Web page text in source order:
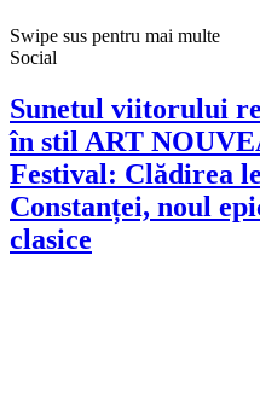
Swipe sus pentru mai multe
Social
Sunetul viitorului
în stil ART
Festival: Clădirea
Constanței, noul
clasice